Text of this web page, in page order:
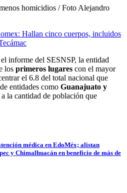
homicidios / Foto Alejandro
Hallan cinco cuerpos, incluidos
informe del SESNSP, la entidad
los primeros lugares con el mayor
el 6.8 del total nacional que
entidades como Guanajuato y
la cantidad de población que
médica en EdoMéx; alistan
y Chimalhuacán en beneficio de más de